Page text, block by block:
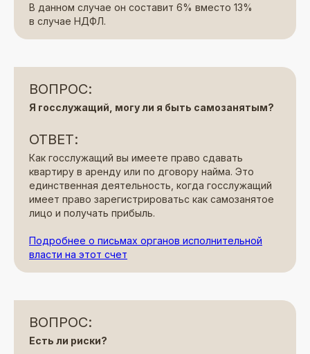
В данном случае он составит 6% вместо 13%
в случае НДФЛ.
ВОПРОС:
Я госслужащий, могу ли я быть самозанятым?
ОТВЕТ:
Как госслужащий вы имеете право сдавать
квартиру в аренду или по дговору найма. Это
единственная деятельность, когда госслужащий
имеет право зарегистрироватьс как самозанятое
лицо и получать прибыль.
Подробнее о письмах органов исполнительной
власти на этот счет
ВОПРОС:
Есть ли риски?